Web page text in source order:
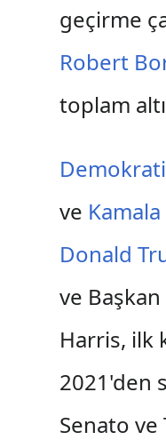
geçirme
Robert
toplam
ve
Donald
ve Başkan
Harris, ilk
2021'den
Senato